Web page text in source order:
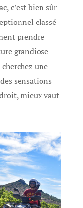
c’est bien sûr
classé
prendre
grandiose
une
sensations
mieux vaut